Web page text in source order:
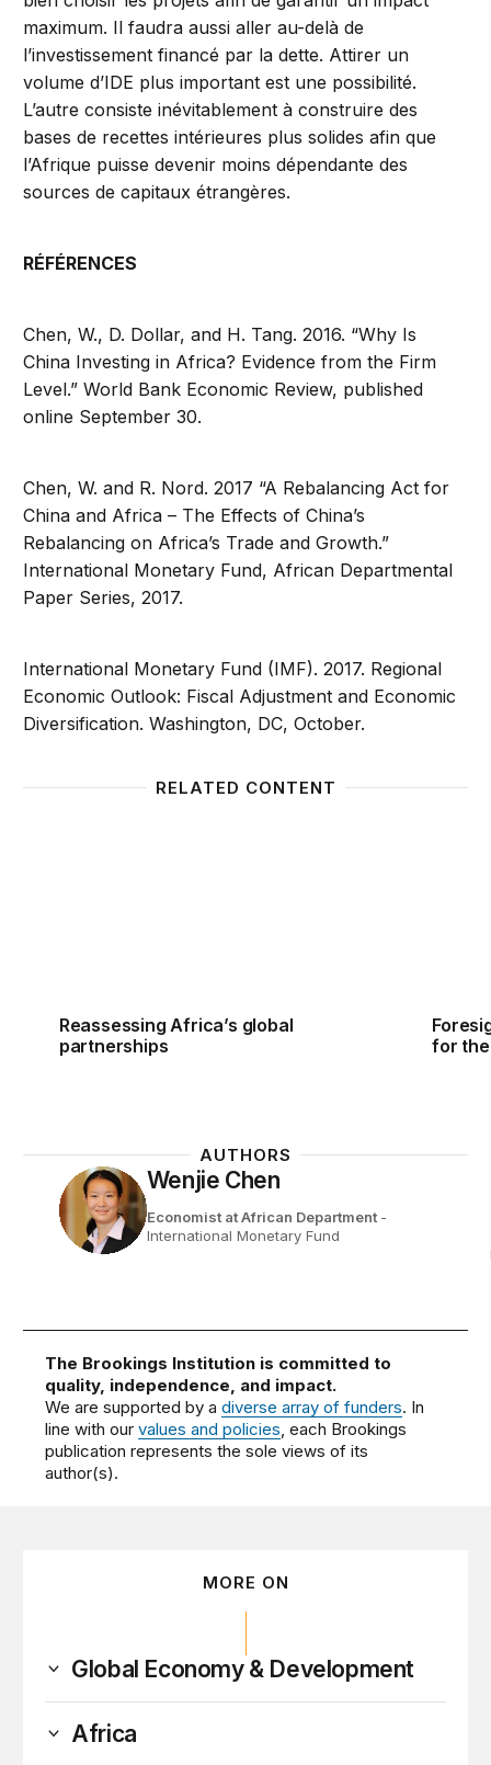
maximum. Il faudra aussi aller au-delà de
l’investissement financé par la dette. Attirer un
volume d’IDE plus important est une possibilité.
L’autre consiste inévitablement à construire des
bases de recettes intérieures plus solides afin que
l’Afrique puisse devenir moins dépendante des
sources de capitaux étrangères.
RÉFÉRENCES
Chen, W., D. Dollar, and H. Tang. 2016. “Why Is
China Investing in Africa? Evidence from the Firm
Level.” World Bank Economic Review, published
online September 30.
Chen, W. and R. Nord. 2017 “A Rebalancing Act for
China and Africa – The Effects of China’s
Rebalancing on Africa’s Trade and Growth.”
International Monetary Fund, African Departmental
Paper Series, 2017.
International Monetary Fund (IMF). 2017. Regional
Economic Outlook: Fiscal Adjustment and Economic
Diversification. Washington, DC, October.
RELATED CONTENT
Reassessing Africa’s global
partnerships
for
AUTHORS
Wenjie Chen
Economist at African Department -
International Monetary Fund
The Brookings Institution is committed to
quality, independence, and impact.
We are supported by adiverse array of funders. In
line with ourvalues and policies, each Brookings
publication represents the sole views of its
author(s).
MORE ON
Global Economy & Development
Africa